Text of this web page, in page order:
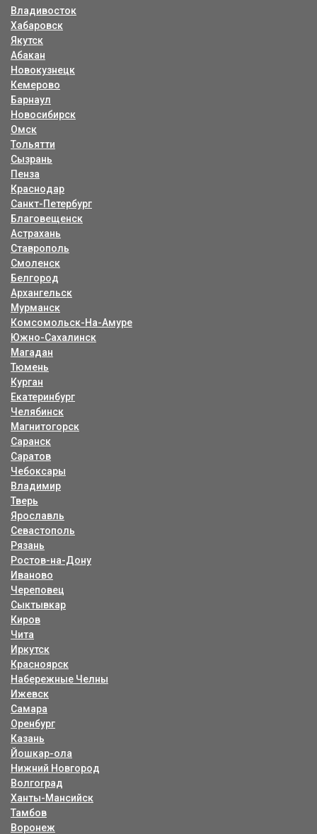
Владивосток
Хабаровск
Якутск
Абакан
Новокузнецк
Кемерово
Барнаул
Новосибирск
Омск
Тольятти
Сызрань
Пенза
Краснодар
Санкт-Петербург
Благовещенск
Астрахань
Ставрополь
Смоленск
Белгород
Архангельск
Мурманск
Комсомольск-На-Амуре
Южно-Сахалинск
Магадан
Тюмень
Курган
Екатеринбург
Челябинск
Магнитогорск
Саранск
Саратов
Чебоксары
Владимир
Тверь
Ярославль
Севастополь
Рязань
Ростов-на-Дону
Иваново
Череповец
Сыктывкар
Киров
Чита
Иркутск
Красноярск
Набережные Челны
Ижевск
Самара
Оренбург
Казань
Йошкар-ола
Нижний Новгород
Волгоград
Ханты-Мансийск
Тамбов
Воронеж